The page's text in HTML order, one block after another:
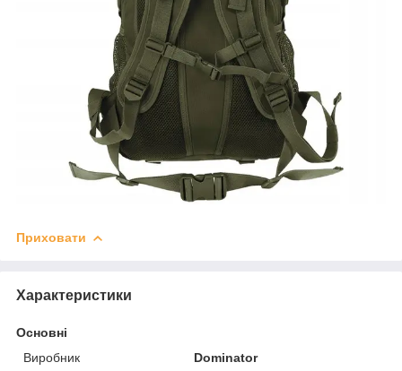
Приховати
Характеристики
Основні
Виробник
Dominator